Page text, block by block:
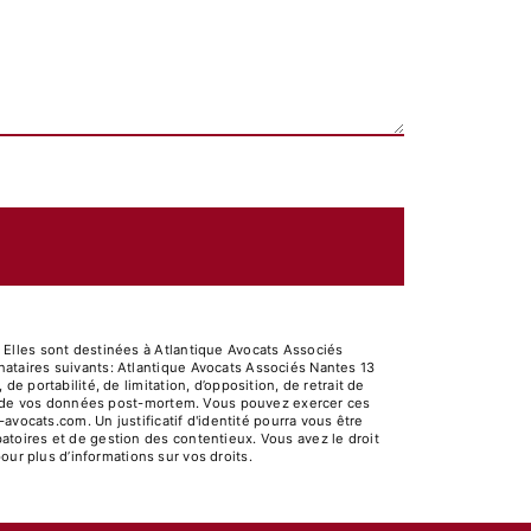
sont destinées à Atlantique Avocats Associés
suivants: Atlantique Avocats Associés Nantes 13
de portabilité, de limitation, d’opposition, de retrait de
vos données post-mortem. Vous pouvez exercer ces
Un justificatif d'identité pourra vous être
et de gestion des contentieux. Vous avez le droit
plus d’informations sur vos droits.